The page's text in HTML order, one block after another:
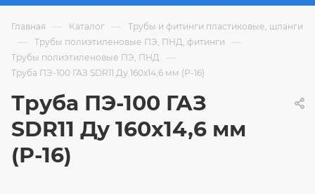
Главная — Каталог — Трубы и фитинги пластиковые, шланги
— Трубы полиэтиленовые ПЭ, ПНД, фитинги —
Трубы полиэтиленовые ПЭ, ПНД —
Труба ПЭ-100 ГАЗ SDR11 Ду 160х14,6 мм (Р-16)
Труба ПЭ-100 ГАЗ
SDR11 Ду 160х14,6 мм
(Р-16)